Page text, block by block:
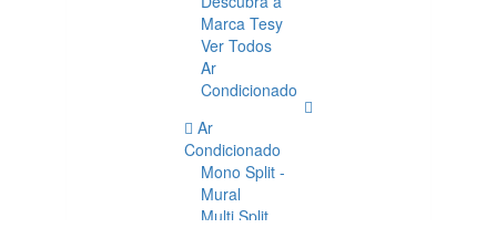
Marca Tesy
Ver Todos
Ar
Condicionado
Ar
Condicionado
Mono Split -
Mural
Multi Split